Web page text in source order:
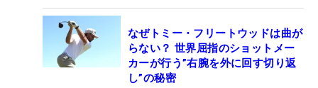
なぜトミー・フリートウッドは曲が
らない？ 世界屈指のショットメー
カーが行う”右腕を外に回す切り返
し”の秘密